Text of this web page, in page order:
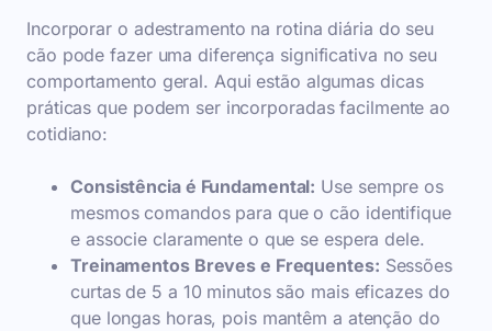
Incorporar o adestramento na rotina diária do seu
cão pode fazer uma diferença significativa no seu
comportamento geral. Aqui estão algumas dicas
práticas que podem ser incorporadas facilmente ao
cotidiano:
Consistência é Fundamental: Use sempre os
mesmos comandos para que o cão identifique
e associe claramente o que se espera dele.
Treinamentos Breves e Frequentes: Sessões
curtas de 5 a 10 minutos são mais eficazes do
que longas horas, pois mantêm a atenção do